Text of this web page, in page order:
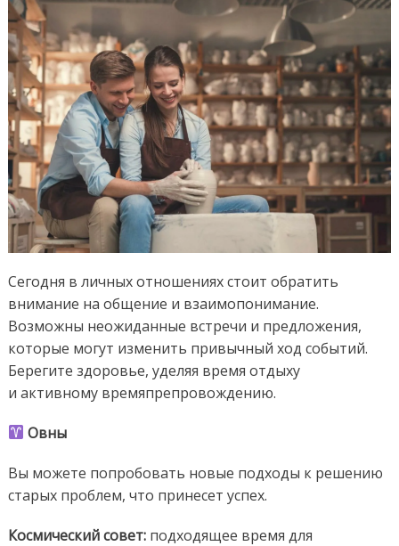
Сегодня в личных отношениях стоит обратить
внимание на общение и взаимопонимание.
Возможны неожиданные встречи и предложения,
которые могут изменить привычный ход событий.
Берегите здоровье, уделяя время отдыху
и активному времяпрепровождению.
Овны
Вы можете попробовать новые подходы к решению
старых проблем, что принесет успех.
Космическийсовет: подходящее время для